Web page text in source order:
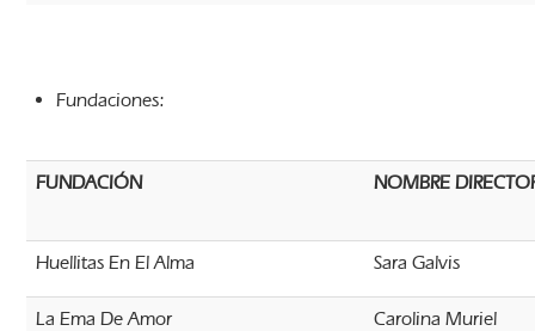
Fundaciones:
FUNDACIÓN NOMBRE
Huellitas En El Alma Sara Galvis
La Ema De Amor Carolina Muriel